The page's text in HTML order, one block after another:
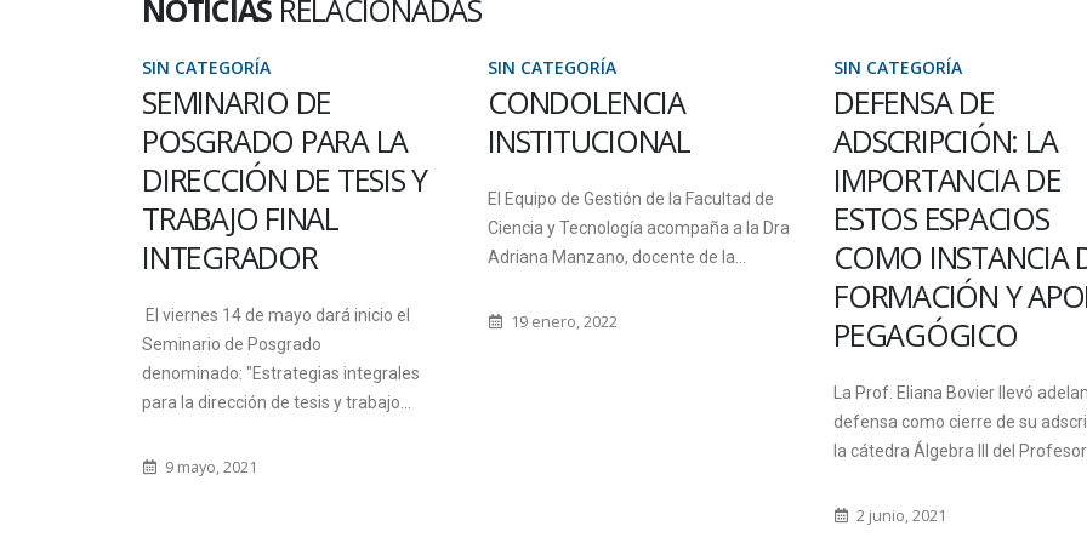
NOTICIAS RELACIONADAS
SIN CATEGORÍA
CONDOLENCIA
INSTITUCIONAL
Ciencia y Tecnología acompaña a la Dra
Adriana Manzano, docente de la...
19 enero, 2022
SIN CATEGORÍA
DEFENSA DE
ADSCRIPCIÓN: LA
ESTOS ESPACIOS
COMO INSTANCIA DE
PEGAGÓGICO
SIN CATEGORÍA
PROFUNDO PESAR
EL FALLECIMIENTO
ALUMNO CLAUDIO
ESCOBAR
La comunidad educativa de la
de Ciencia y Tecnología de la
Universidad Autónoma de Entre
1 junio, 2017